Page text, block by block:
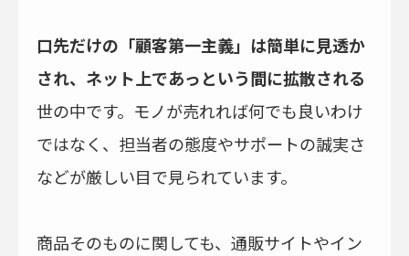
口先だけの「顧客第一主義」は簡単に見透か
され、ネット上であっという間に拡散される
世の中です。モノが売れれば何でも良いわけ
ではなく、担当者の態度やサポートの誠実さ
などが厳しい目で見られています。
商品そのものに関しても、通販サイトやイン